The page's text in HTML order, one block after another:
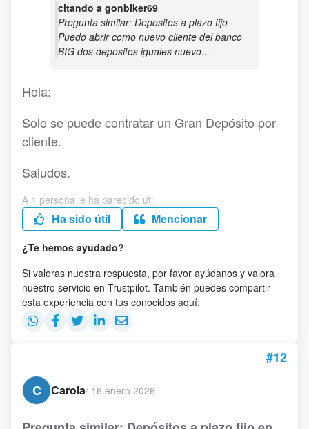
citando a gonbiker69
Pregunta similar: Depositos a plazo fijo
Puedo abrir como nuevo cliente del banco
BIG dos depositos iguales nuevo...
Hola:
Solo se puede contratar un Gran Depósito por
cliente.
Saludos.
A 1 persona le ha parecido útil
Ha sido útil Mencionar
¿Te hemos ayudado?
Si valoras nuestra respuesta, por favor ayúdanos y valora
nuestro servicio en Trustpilot. También puedes compartir
esta experiencia con tus conocidos aquí:
#12
C
Carola/ 16 enero 2026